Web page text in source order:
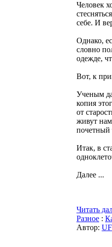
Человек
себе. И
Однако,
словно
одежде,
Вот, к
Ученым
копия
от
живут
почетный
Итак, в
Далее ...
Читать
Разное :
Автор: